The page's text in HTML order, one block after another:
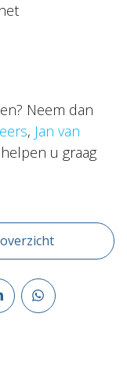
Neem dan
, Jan van
helpen u graag